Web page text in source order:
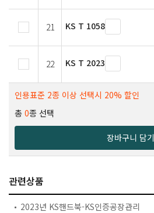
21 KS T 1058
22 KS T 2023
인용표준 2종 이상 선택시 20% 할인
총 0종 선택
장바구니 담기
관련상품
2023년 KS핸드북-KS인증공장관리